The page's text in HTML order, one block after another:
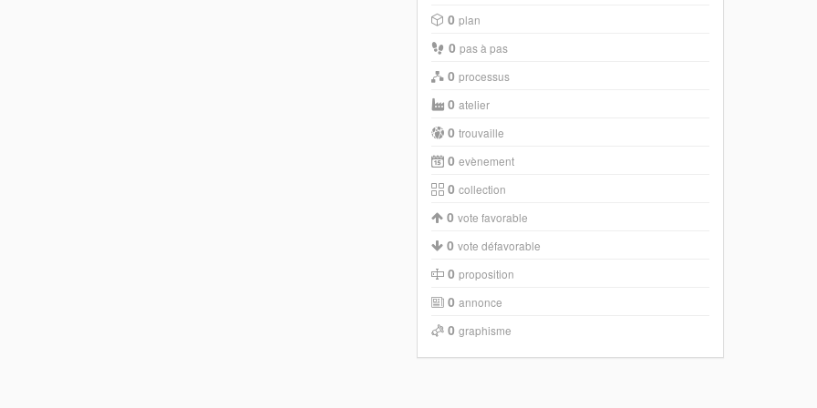
0 plan
0 pas à pas
0 processus
0 atelier
0 trouvaille
0 evènement
0 collection
0 vote favorable
0 vote défavorable
0 proposition
0 annonce
0 graphisme